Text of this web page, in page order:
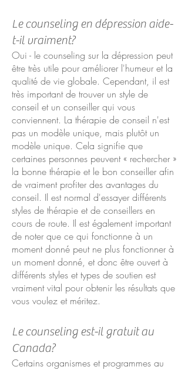
Le counseling en dépression aide-
t-il vraiment?
Oui - le counseling sur la dépression peut
être très utile pour améliorer l'humeur et la
qualité de vie globale. Cependant, il est
très important de trouver un style de
conseil et un conseiller qui vous
conviennent. La thérapie de conseil n'est
pas un modèle unique, mais plutôt un
modèle unique. Cela signifie que
certaines personnes peuvent « rechercher »
la bonne thérapie et le bon conseiller afin
de vraiment profiter des avantages du
conseil. Il est normal d'essayer différents
styles de thérapie et de conseillers en
cours de route. Il est également important
de noter que ce qui fonctionne à un
moment donné peut ne plus fonctionner à
un moment donné, et donc être ouvert à
différents styles et types de soutien est
vraiment vital pour obtenir les résultats que
vous voulez et méritez.
Le counseling est-il gratuit au
Canada?
Certains organismes et programmes au